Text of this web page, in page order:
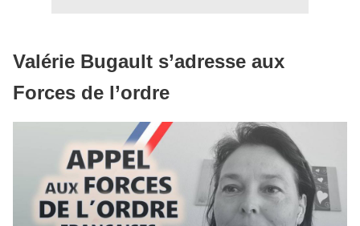
Valérie Bugault s’adresse aux
Forces de l’ordre